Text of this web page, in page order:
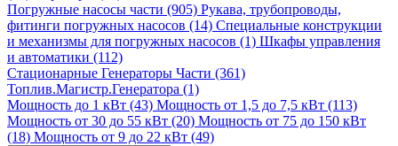
Погружные насосы части (905) Рукава, трубопроводы,
фитинги погружных насосов (14) Специальные конструкции
и механизмы для погружных насосов (1) Шкафы управления
и автоматики (112)
Стационарные Генераторы Части (361)
Топлив.Магистр.Генератора (1)
Мощность до 1 кВт (43) Мощность от 1,5 до 7,5 кВт (113)
Мощность от 30 до 55 кВт (20) Мощность от 75 до 150 кВт
(18) Мощность от 9 до 22 кВт (49)